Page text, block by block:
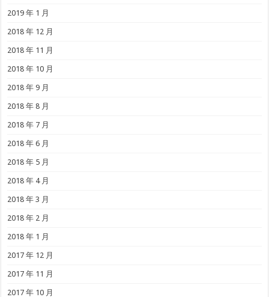
2019 年 1 月
2018 年 12 月
2018 年 11 月
2018 年 10 月
2018 年 9 月
2018 年 8 月
2018 年 7 月
2018 年 6 月
2018 年 5 月
2018 年 4 月
2018 年 3 月
2018 年 2 月
2018 年 1 月
2017 年 12 月
2017 年 11 月
2017 年 10 月